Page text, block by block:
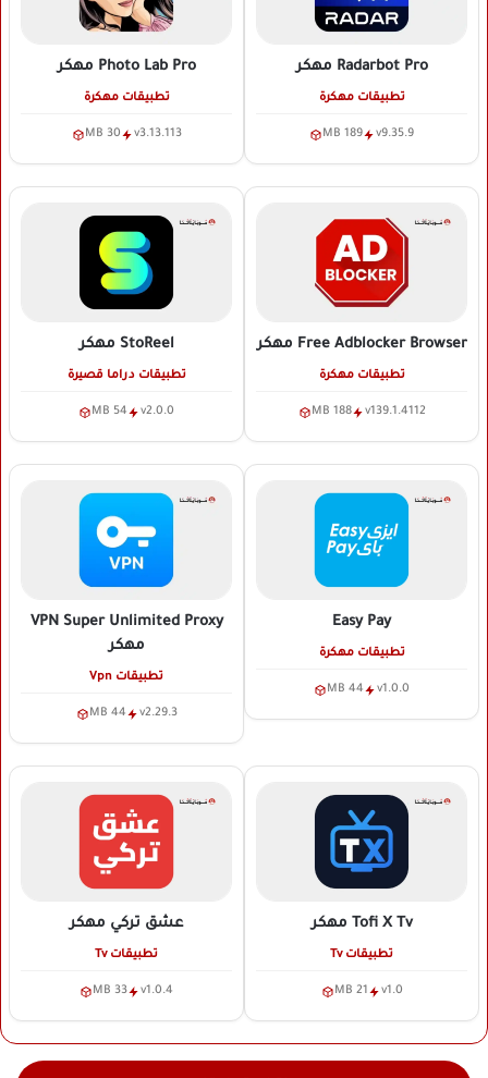
Radarbot Pro مهكر
تطبيقات مهكرة
v9.35.9
189 MB
Photo Lab Pro مهكر
تطبيقات مهكرة
v3.13.113
30 MB
Free Adblocker Browser مهكر
تطبيقات مهكرة
v139.1.4112
188 MB
StoReel مهكر
تطبيقات دراما قصيرة
v2.0.0
54 MB
Easy Pay
تطبيقات مهكرة
v1.0.0
44 MB
VPN Super Unlimited Proxy
مهكر
تطبيقات Vpn
v2.29.3
44 MB
Tofi X Tv مهكر
تطبيقات Tv
v1.0
21 MB
عشق تركي مهكر
تطبيقات Tv
v1.0.4
33 MB